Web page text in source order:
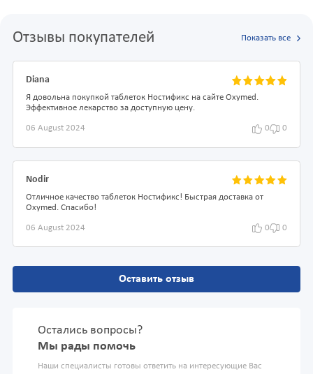
Отзывы покупателей Показать все
Diana
Я довольна покупкой таблеток Ностификс на сайте Oxymed.
Эффективное лекарство за доступную цену.
06 August 2024 0 0
Nodir
Отличное качество таблеток Ностификс! Быстрая доставка от
Oxymed. Спасибо!
06 August 2024 0 0
Оставить отзыв
Остались вопросы?
Мы рады помочь
Наши специалисты готовы ответить на интересующие Вас